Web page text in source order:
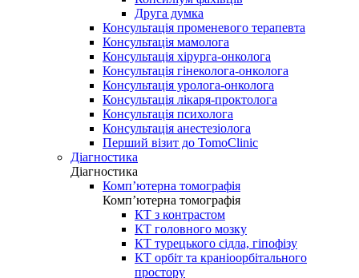
Друга думка
Консультація променевого терапевта
Консультація мамолога
Консультація хірурга-онколога
Консультація гінеколога-онколога
Консультація уролога-онколога
Консультація лікаря-проктолога
Консультація психолога
Консультація анестезіолога
Перший візит до TomoClinic
Діагностика
Діагностика
Комп’ютерна томографія
Комп’ютерна томографія
КТ з контрастом
КТ головного мозку
КТ турецького сідла, гіпофізу
КТ орбіт та краніоорбітального
простору